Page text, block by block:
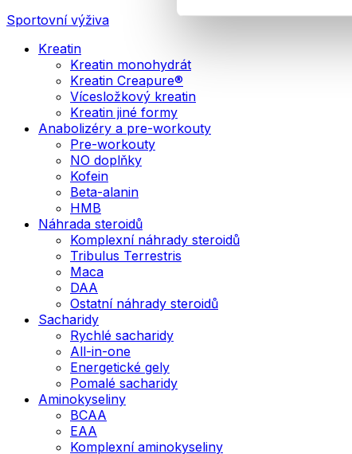
Sportovní výživa
Kreatin
Kreatin monohydrát
Kreatin Creapure®
Vícesložkový kreatin
Kreatin jiné formy
Anabolizéry a pre-workouty
Pre-workouty
NO doplňky
Kofein
Beta-alanin
HMB
Náhrada steroidů
Komplexní náhrady steroidů
Tribulus Terrestris
Maca
DAA
Ostatní náhrady steroidů
Sacharidy
Rychlé sacharidy
All-in-one
Energetické gely
Pomalé sacharidy
Aminokyseliny
BCAA
EAA
Komplexní aminokyseliny